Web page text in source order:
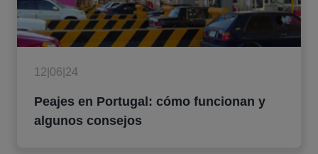
12|06|24
Peajes en Portugal: cómo funcionan y
algunos consejos